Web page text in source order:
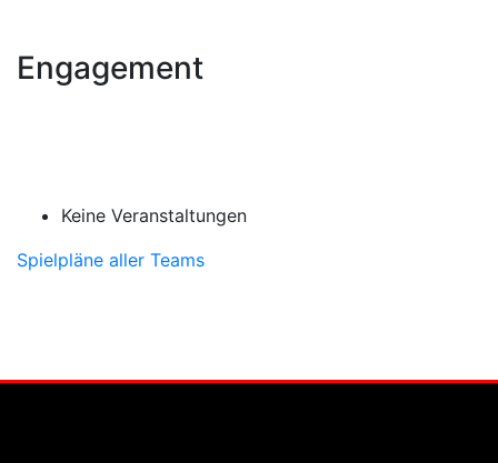
Engagement
Keine Veranstaltungen
Spielpläne aller Teams